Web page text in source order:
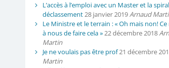
L’accès à l’emploi avec un Master et la
déclassement28 janvier 2019Arnaud
Le Ministre et le terrain : « Oh mais non! Ce
à nous de faire cela »22 décembre 2018
Martin
Je ne voulais pas être prof21 décembre
Martin